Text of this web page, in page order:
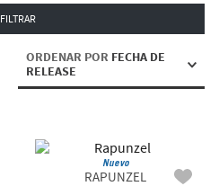
FILTRAR
ORDENAR POR FECHA DE
RELEASE
Nuevo
RAPUNZEL